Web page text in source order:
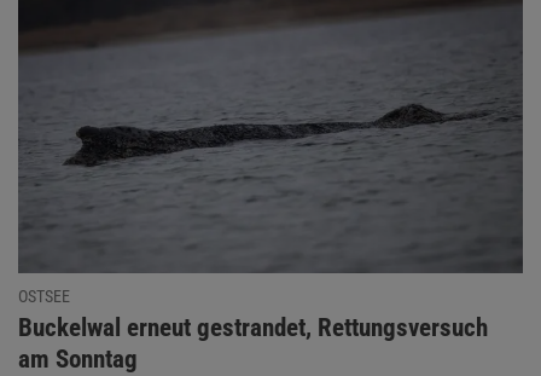
OSTSEE
:
Buckelwal erneut gestrandet, Rettungsversuch
am Sonntag